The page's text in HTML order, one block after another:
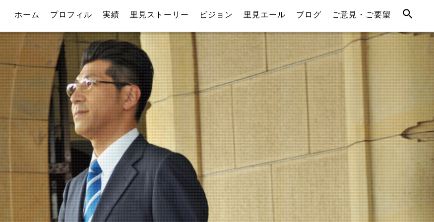
ホーム プロフィル 実績 里見ストーリー ビジョン 里見エール ブログ ご意見・ご要望